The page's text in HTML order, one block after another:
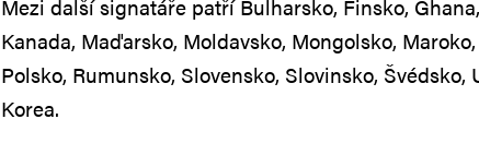
Mezi další signatáře patří Bulharsko, Finsko,
Kanada, Maďarsko, Moldavsko, Mongolsko,
Polsko, Rumunsko, Slovensko, Slovinsko, Švédsko,
Korea.